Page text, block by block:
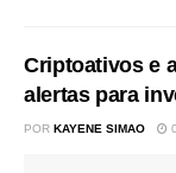
Criptoativos e
alertas para
POR KAYENE SIMAO